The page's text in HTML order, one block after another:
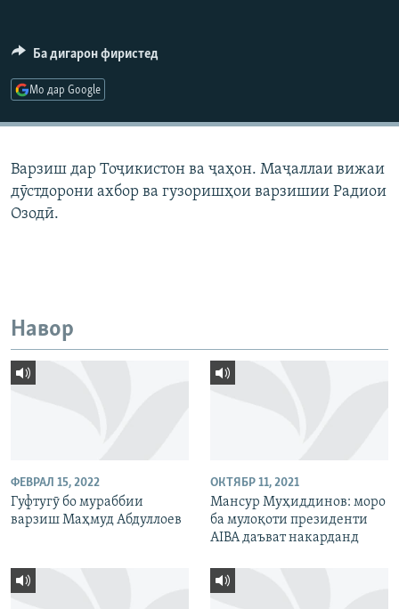
ПАЙГИРӢ КУНЕД
Ҳамаи сомонаҳои RFE/RL
Ба дигарон фиристед
Мо дар Google
Варзиш дар Тоҷикистон ва ҷаҳон. Маҷаллаи вижаи
дӯстдорони ахбор ва гузоришҳои варзишии Радиои
Озодӣ.
Навор
ФЕВРАЛ 15, 2022
Гуфтугӯ бо мураббии
варзиш Маҳмуд Абдуллоев
ОКТЯБР 11, 2021
Мансур Муҳиддинов: моро
ба мулоқоти президенти
AIBA даъват накарданд